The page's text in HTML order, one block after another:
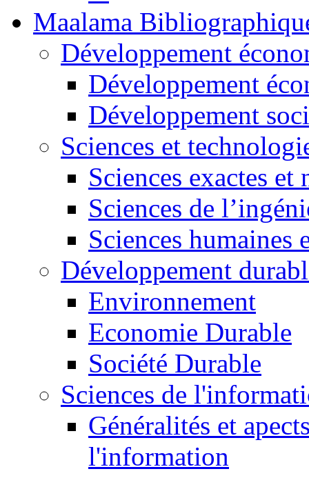
Maalama
Développement
Développement
Développement
Sciences et
Sciences exactes et
Sciences de
Sciences humaines
Développement
Environnement
Economie Durable
Société Durable
Sciences de
Généralités et
l'information